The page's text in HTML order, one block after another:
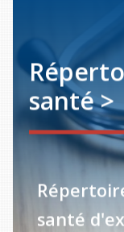
santé >
santé